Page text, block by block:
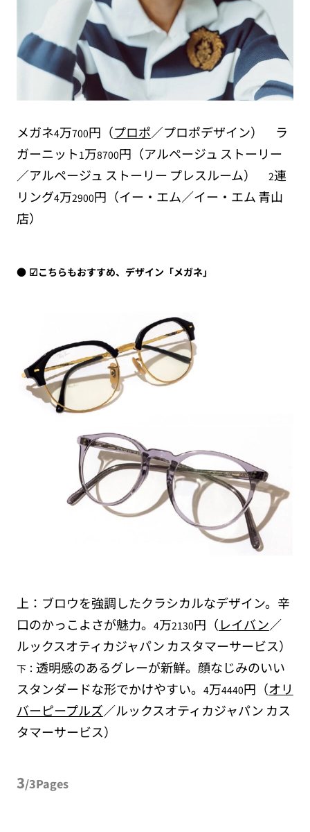
メガネ4万700円（プロポ／プロポデザイン） ラ
ガーニット 1万8700円（アルページュ ストーリー
／アルページュ ストーリー プレスルーム） 2連
リング4万2900円（イー・エム／イー・エム青山
店）
☑こちらもおすすめ、デザイン「メガネ」
上：ブロウを強調したクラシカルなデザイン。辛
口のかっこよさが魅力。 4万2130円（レイバン／
ルックスオティカジャパン カスタマーサービス）
下： 透明感のあるグレーが新鮮。顔なじみのいい
スタンダードな形でかけやすい。 4万4440円（オリ
バーピープルズ／ルックスオティカジャパン カス
タマーサービス）
3/3Pages